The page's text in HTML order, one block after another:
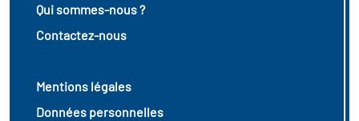
Qui sommes-nous ?
Contactez-nous
Mentions légales
Données personnelles